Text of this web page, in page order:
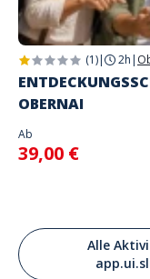
(1)| 2h |
OBERNAI
Ab
39,00 €
Alle